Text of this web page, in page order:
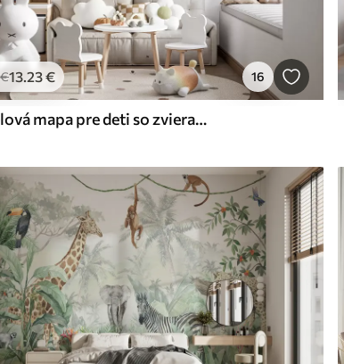
€13.23€ 16
Akvarelová mapa pre deti so zvieratkami a teplovzdušnými balónmi. V anglickom jazyku. Béžová farba.